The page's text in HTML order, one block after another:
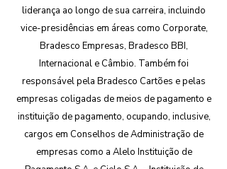
liderança ao longo de sua carreira, incluindo
vice-presidências em áreas como Corporate,
Bradesco Empresas, Bradesco BBI,
Internacional e Câmbio. Também foi
responsável pela Bradesco Cartões e pelas
empresas coligadas de meios de pagamento e
instituição de pagamento, ocupando, inclusive,
cargos em Conselhos de Administração de
empresas como a Alelo Instituição de